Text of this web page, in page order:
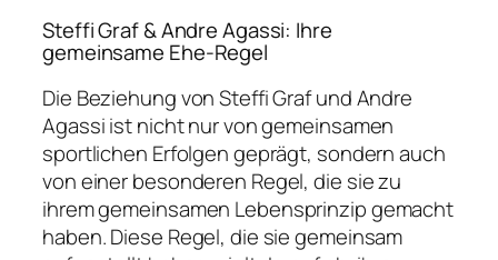
Steffi Graf & Andre Agassi: Ihre
gemeinsame Ehe-Regel
Die Beziehung von Steffi Graf und Andre
Agassi ist nicht nur von gemeinsamen
sportlichen Erfolgen geprägt, sondern auch
von einer besonderen Regel, die sie zu
ihrem gemeinsamen Lebensprinzip gemacht
haben. Diese Regel, die sie gemeinsam